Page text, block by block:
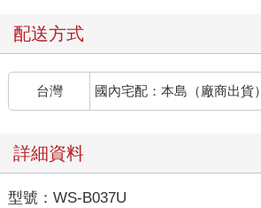
配送方式
台灣 國內宅配：本島（廠商出貨）
詳細資料
型號：WS-B037U